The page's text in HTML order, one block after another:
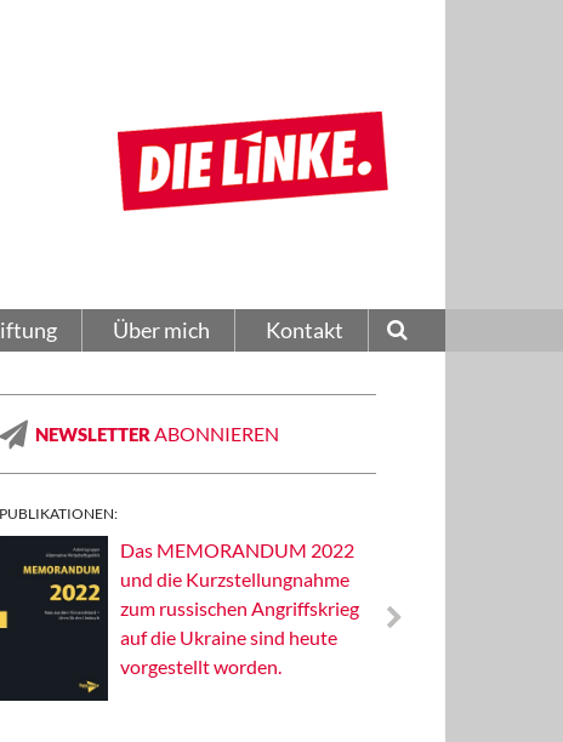
Über mich Kontakt
NEWSLETTER ABONNIEREN
PUBLIKATIONEN:
Das MEMORANDUM 2022
und die Kurzstellungnahme
zum russischen Angriffskrieg
auf die Ukraine sind heute
vorgestellt worden.